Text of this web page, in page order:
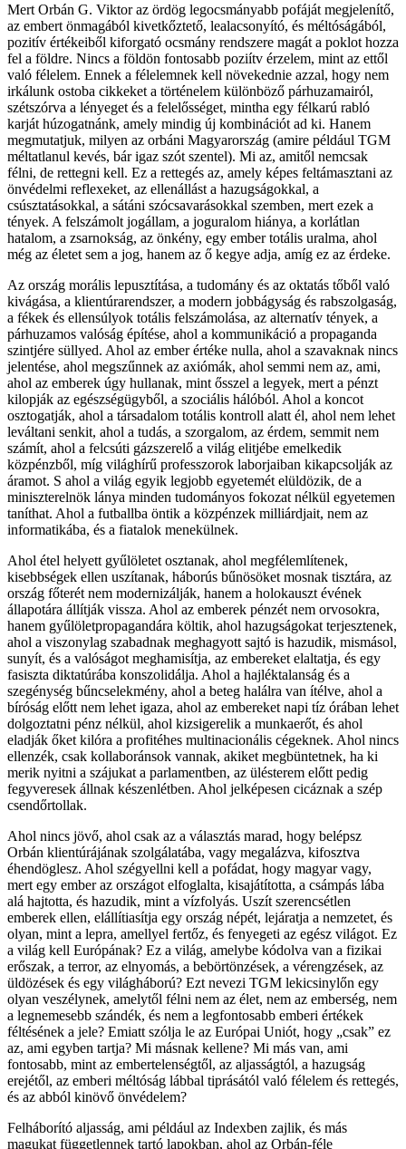
Mert Orbán G. Viktor az ördög legocsmányabb pofáját megjelenítő,
az embert önmagából kivetkőztető, lealacsonyító, és méltóságából,
pozitív értékeiből kiforgató ocsmány rendszere magát a poklot hozza
fel a földre. Nincs a földön fontosabb poziítv érzelem, mint az ettől
való félelem. Ennek a félelemnek kell növekednie azzal, hogy nem
irkálunk ostoba cikkeket a történelem különböző párhuzamairól,
szétszórva a lényeget és a felelősséget, mintha egy félkarú rabló
karját húzogatnánk, amely mindig új kombinációt ad ki. Hanem
megmutatjuk, milyen az orbáni Magyarország (amire például TGM
méltatlanul kevés, bár igaz szót szentel). Mi az, amitől nemcsak
félni, de rettegni kell. Ez a rettegés az, amely képes feltámasztani az
önvédelmi reflexeket, az ellenállást a hazugságokkal, a
csúsztatásokkal, a sátáni szócsavarásokkal szemben, mert ezek a
tények. A felszámolt jogállam, a joguralom hiánya, a korlátlan
hatalom, a zsarnokság, az önkény, egy ember totális uralma, ahol
még az életet sem a jog, hanem az ő kegye adja, amíg ez az érdeke.
Az ország morális lepusztítása, a tudomány és az oktatás tőből való
kivágása, a klientúrarendszer, a modern jobbágyság és rabszolgaság,
a fékek és ellensúlyok totális felszámolása, az alternatív tények, a
párhuzamos valóság építése, ahol a kommunikáció a propaganda
szintjére süllyed. Ahol az ember értéke nulla, ahol a szavaknak nincs
jelentése, ahol megszűnnek az axiómák, ahol semmi nem az, ami,
ahol az emberek úgy hullanak, mint ősszel a legyek, mert a pénzt
kilopják az egészségügyből, a szociális hálóból. Ahol a koncot
osztogatják, ahol a társadalom totális kontroll alatt él, ahol nem lehet
leváltani senkit, ahol a tudás, a szorgalom, az érdem, semmit nem
számít, ahol a felcsúti gázszerelő a világ elitjébe emelkedik
közpénzből, míg világhírű professzorok laborjaiban kikapcsolják az
áramot. S ahol a világ egyik legjobb egyetemét elüldözik, de a
miniszterelnök lánya minden tudományos fokozat nélkül egyetemen
taníthat. Ahol a futballba öntik a közpénzek milliárdjait, nem az
informatikába, és a fiatalok menekülnek.
Ahol étel helyett gyűlöletet osztanak, ahol megfélemlítenek,
kisebbségek ellen uszítanak, háborús bűnösöket mosnak tisztára, az
ország főterét nem modernizálják, hanem a holokauszt évének
állapotára állítják vissza. Ahol az emberek pénzét nem orvosokra,
hanem gyűlöletpropagandára költik, ahol hazugságokat terjesztenek,
ahol a viszonylag szabadnak meghagyott sajtó is hazudik, mismásol,
sunyít, és a valóságot meghamisítja, az embereket elaltatja, és egy
fasiszta diktatúrába konszolidálja. Ahol a hajléktalanság és a
szegénység bűncselekmény, ahol a beteg halálra van ítélve, ahol a
bíróság előtt nem lehet igaza, ahol az embereket napi tíz órában lehet
dolgoztatni pénz nélkül, ahol kizsigerelik a munkaerőt, és ahol
eladják őket kilóra a profitéhes multinacionális cégeknek. Ahol nincs
ellenzék, csak kollaboránsok vannak, akiket megbüntetnek, ha ki
merik nyitni a szájukat a parlamentben, az ülésterem előtt pedig
fegyveresek állnak készenlétben. Ahol jelképesen cicáznak a szép
csendőrtollak.
Ahol nincs jövő, ahol csak az a választás marad, hogy belépsz
Orbán klientúrájának szolgálatába, vagy megalázva, kifosztva
éhendöglesz. Ahol szégyellni kell a pofádat, hogy magyar vagy,
mert egy ember az országot elfoglalta, kisajátította, a csámpás lába
alá hajtotta, és hazudik, mint a vízfolyás. Uszít szerencsétlen
emberek ellen, elállítiasítja egy ország népét, lejáratja a nemzetet, és
olyan, mint a lepra, amellyel fertőz, és fenyegeti az egész világot. Ez
a világ kell Európának? Ez a világ, amelybe kódolva van a fizikai
erőszak, a terror, az elnyomás, a bebörtönzések, a vérengzések, az
üldözések és egy világháború? Ezt nevezi TGM lekicsinylőn egy
olyan veszélynek, amelytől félni nem az élet, nem az emberség, nem
a legnemesebb szándék, és nem a legfontosabb emberi értékek
féltésének a jele? Emiatt szólja le az Európai Uniót, hogy „csak” ez
az, ami egyben tartja? Mi másnak kellene? Mi más van, ami
fontosabb, mint az embertelenségtől, az aljasságtól, a hazugság
erejétől, az emberi méltóság lábbal tiprásától való félelem és rettegés,
és az abból kinövő önvédelem?
Felháborító aljasság, ami például az Indexben zajlik, és más
magukat függetlennek tartó lapokban, ahol az Orbán-féle